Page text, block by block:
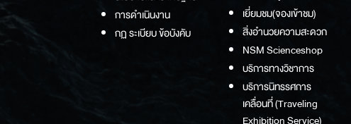
การดำเนินงาน
กฏ ระเบียบ ข้อบังคับ
เยี่ยมชม(จองเข้าชม)
สิ่งอำนวยความสะดวก
NSM Scienceshop
บริการทางวิชาการ
บริการนิทรรศการ
เคลื่อนที่ (Traveling